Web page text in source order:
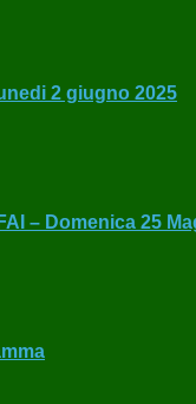
2 giugno 2025
– Domenica 25